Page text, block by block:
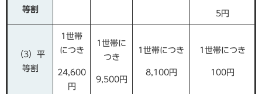
等割
5円
（3）平
等割
1世帯
につき
24,600
円
1世帯に
つき
9,500円
1世帯につき
8,100円
1世帯につき
100円